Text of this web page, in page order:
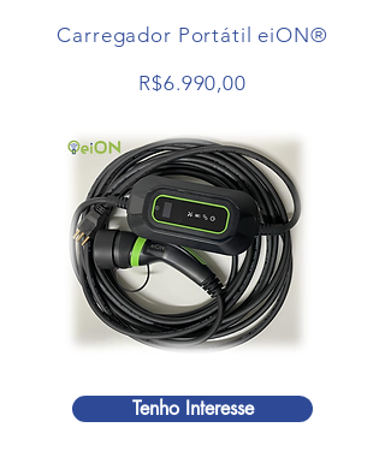
Carregador Portátil eiON®
R$6.990,00
Tenho Interesse